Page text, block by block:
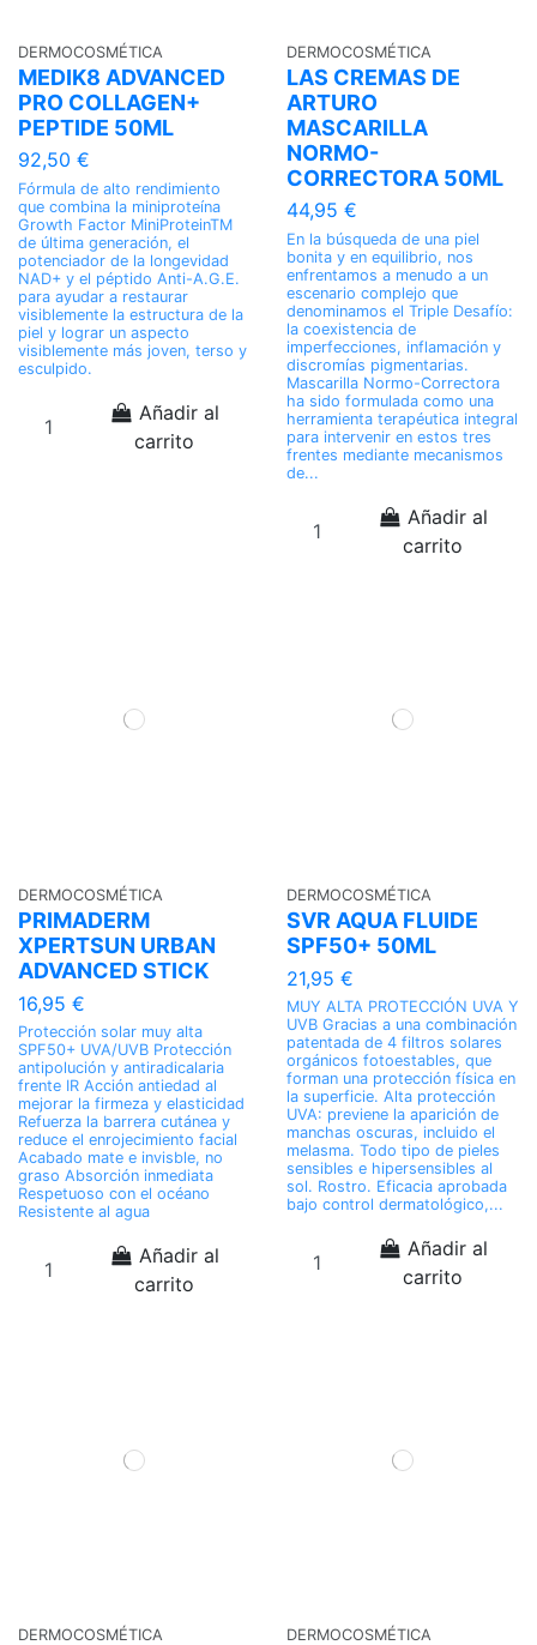
DERMOCOSMÉTICA
MEDIK8 ADVANCED
PRO COLLAGEN+
PEPTIDE 50ML
92,50 €
Fórmula de alto rendimiento
que combina la miniproteína
Growth Factor MiniProteinTM
de última generación, el
potenciador de la longevidad
NAD+ y el péptido Anti-A.G.E.
para ayudar a restaurar
visiblemente la estructura de la
piel y lograr un aspecto
visiblemente más joven, terso y
esculpido.
Añadir al
carrito
DERMOCOSMÉTICA
LAS CREMAS DE
ARTURO
MASCARILLA
NORMO-
CORRECTORA 50ML
44,95 €
En la búsqueda de una piel
bonita y en equilibrio, nos
enfrentamos a menudo a un
escenario complejo que
denominamos el Triple Desafío:
la coexistencia de
imperfecciones, inflamación y
discromías pigmentarias.
Mascarilla Normo-Correctora
ha sido formulada como una
herramienta terapéutica integral
para intervenir en estos tres
frentes mediante mecanismos
de...
Añadir al
carrito
DERMOCOSMÉTICA
PRIMADERM
XPERTSUN URBAN
ADVANCED STICK
16,95 €
Protección solar muy alta
SPF50+ UVA/UVB Protección
antipolución y antiradicalaria
frente IR Acción antiedad al
mejorar la firmeza y elasticidad
Refuerza la barrera cutánea y
reduce el enrojecimiento facial
Acabado mate e invisble, no
graso Absorción inmediata
Respetuoso con el océano
Resistente al agua
Añadir al
carrito
DERMOCOSMÉTICA
SVR AQUA FLUIDE
SPF50+ 50ML
21,95 €
MUY ALTA PROTECCIÓN UVA Y
UVB Gracias a una combinación
patentada de 4 filtros solares
orgánicos fotoestables, que
forman una protección física en
la superficie. Alta protección
UVA: previene la aparición de
manchas oscuras, incluido el
melasma. Todo tipo de pieles
sensibles e hipersensibles al
sol. Rostro. Eficacia aprobada
bajo control dermatológico,...
Añadir al
carrito
DERMOCOSMÉTICA DERMOCOSMÉTICA